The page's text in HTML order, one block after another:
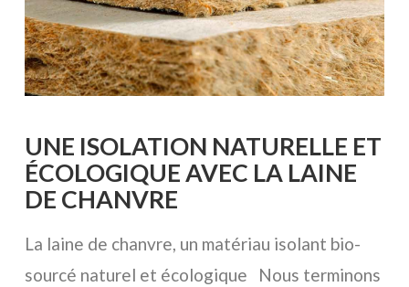
UNE ISOLATION NATURELLE ET
ÉCOLOGIQUE AVEC LA LAINE
DE CHANVRE
La laine de chanvre, un matériau isolant bio-
sourcé naturel et écologique Nous terminons